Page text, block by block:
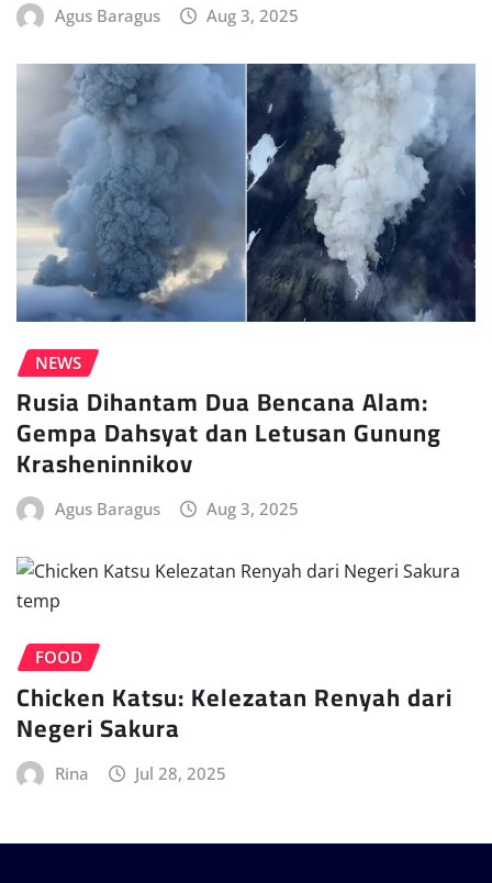
Agus Baragus Aug 3, 2025
NEWS
Rusia Dihantam Dua Bencana Alam:
Gempa Dahsyat dan Letusan Gunung
Krasheninnikov
Agus Baragus Aug 3, 2025
FOOD
Chicken Katsu: Kelezatan Renyah dari
Negeri Sakura
Rina Jul 28, 2025